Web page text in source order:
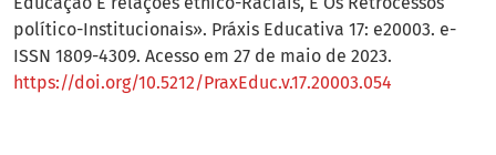
político-Institucionais». Práxis Educativa 17: e20003. e-
ISSN 1809-4309. Acesso em 27 de maio de 2023.
https://doi.org/10.5212/PraxEduc.v.17.20003.054